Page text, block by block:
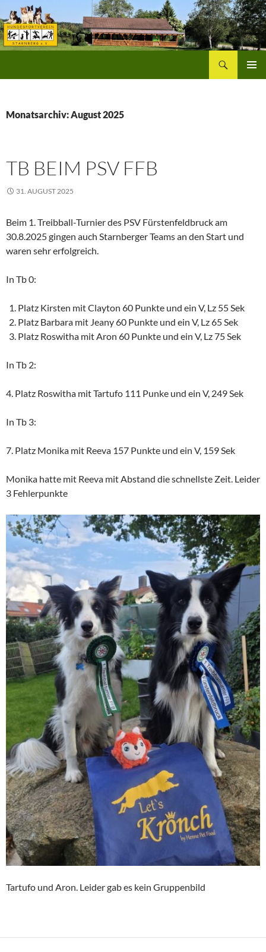
Inhalt
springen
Monatsarchiv: August 2025
TB BEIM PSV FFB
31. AUGUST 2025
Beim 1. Treibball-Turnier des PSV Fürstenfeldbruck am
30.8.2025 gingen auch Starnberger Teams an den Start und
waren sehr erfolgreich.
In Tb 0:
Platz Kirsten mit Clayton 60 Punkte und ein V, Lz 55 Sek
Platz Barbara mit Jeany 60 Punkte und ein V, Lz 65 Sek
Platz Roswitha mit Aron 60 Punkte und ein V, Lz 75 Sek
In Tb 2:
4. Platz Roswitha mit Tartufo 111 Punke und ein V, 249 Sek
In Tb 3:
7. Platz Monika mit Reeva 157 Punkte und ein V, 159 Sek
Monika hatte mit Reeva mit Abstand die schnellste Zeit. Leider
3 Fehlerpunkte
Tartufo und Aron. Leider gab es kein Gruppenbild